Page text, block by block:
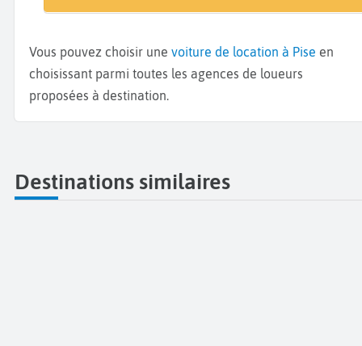
Vous pouvez choisir une voiture de location à Pise en
choisissant parmi toutes les agences de loueurs
proposées à destination.
Destinations similaires